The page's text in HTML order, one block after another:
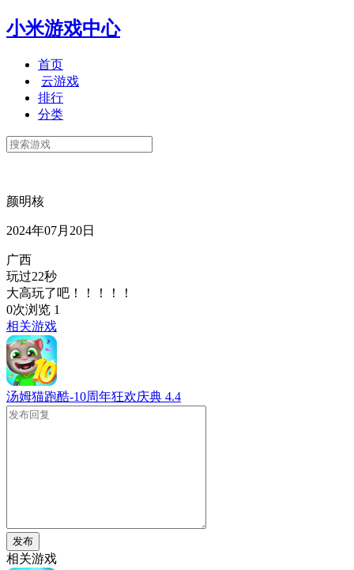
小米游戏中心
首页
云游戏
排行
分类
颜明核
2024年07月20日
广西
玩过22秒
大高玩了吧！！！！！
0次浏览 1
相关游戏
汤姆猫跑酷-10周年狂欢庆典 4.4
发布
相关游戏